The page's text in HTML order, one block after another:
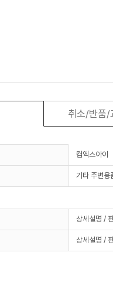
취소/반품/
컴엑스아이
기타 주변용
상세설명 /
상세설명 /